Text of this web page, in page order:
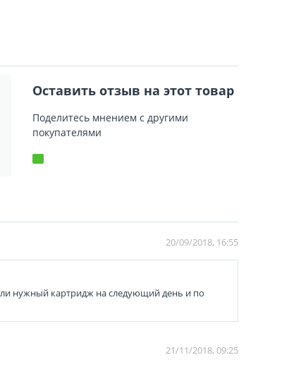
Оставить отзыв на этот товар
Поделитесь мнением с другими
покупателями
20/09/2018, 16:55
нужный картридж на следующий день и по
21/11/2018, 09:25